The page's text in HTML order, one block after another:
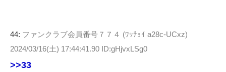
44: ファンクラブ会員番号７７４ (ﾜｯﾁｮｲ a28c-UCxz)
2024/03/16(土) 17:44:41.90 ID:gHjvxLSg0
>>33